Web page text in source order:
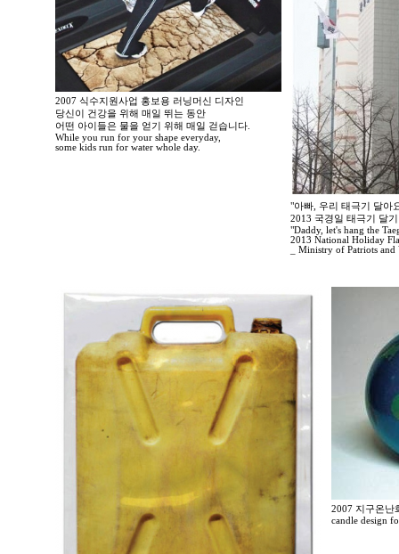
2007 식수지원사업 홍보용 러닝머신 디자인
당신이 건강을 위해 매일 뛰는 동안
어떤 아이들은 물을 얻기 위해 매일 걷습니다.
While you run for your shape everyday,
some kids run for water whole day.
"아빠, 우리 태극기 달아
2013 국경일 태극기 달
"Daddy, let's hang the
2013 National Holiday
_ Ministry of Patriots and
2007 지구온난
candle design